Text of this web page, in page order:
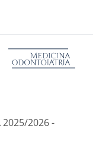
SWITCHER:
2026 -